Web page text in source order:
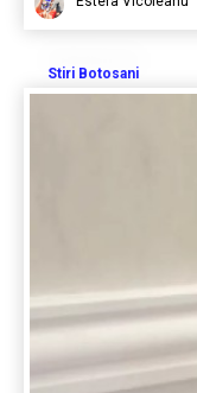
Stiri Botosani